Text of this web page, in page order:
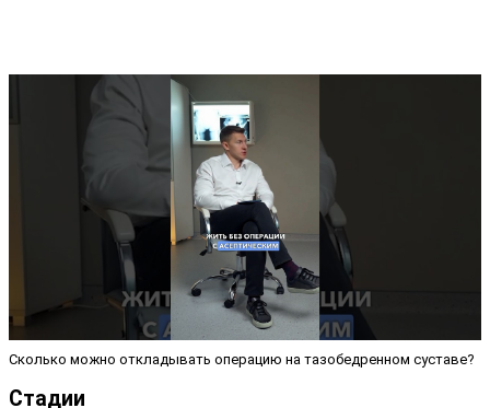
Сколько можно откладывать операцию на тазобедренном суставе?
Стадии